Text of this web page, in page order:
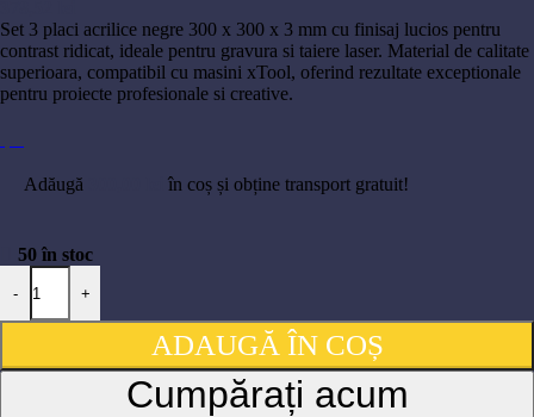
Set 3 placi acrilice negre 300 x 300 x 3 mm cu finisaj lucios pentru
contrast ridicat, ideale pentru gravura si taiere laser. Material de calitate
superioara, compatibil cu masini xTool, oferind rezultate exceptionale
pentru proiecte profesionale si creative.
Adăugă în coș și obține transport gratuit!
50 în stoc
-
Cantitate Set 3 placi acrilice negre 300 x 300 x 3 mm, finisaj lucios
+
ADAUGĂ ÎN COȘ
Cumpărați acum